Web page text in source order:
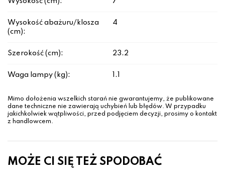
Wysokość abażuru/klosza
(cm):
4
Szerokość (cm): 23.2
Waga lampy (kg): 1.1
Mimo dołożenia wszelkich starań nie gwarantujemy, że publikowane
dane techniczne nie zawierają uchybień lub błędów. W przypadku
jakichkolwiek wątpliwości, przed podjęciem decyzji, prosimy o kontakt
z handlowcem.
MOŻE CI SIĘ TEŻ SPODOBAĆ